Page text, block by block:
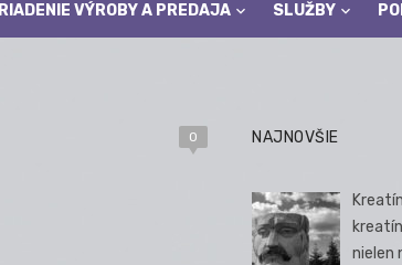
RIADENIE VÝROBY A PREDAJA SLUŽBY
0 NAJNOVŠIE
nielen